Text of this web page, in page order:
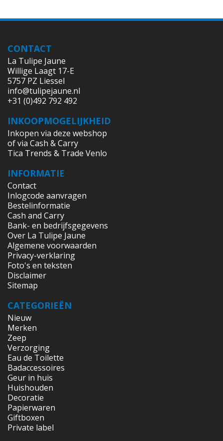
CONTACT
La Tulipe Jaune
Willige Laagt 17-E
5757 PZ Liessel
info@tulipejaune.nl
+31 (0)492 792 492
INKOOPMOGELIJKHEID
Inkopen via deze webshop
of via Cash & Carry
Tica Trends & Trade Venlo
INFORMATIE
Contact
Inlogcode aanvragen
Bestelinformatie
Cash and Carry
Bank- en bedrijfsgegevens
Over La Tulipe Jaune
Algemene voorwaarden
Privacy-verklaring
Foto's en teksten
Disclaimer
Sitemap
CATEGORIEËN
Nieuw
Merken
Zeep
Verzorging
Eau de Toilette
Badaccessoires
Geur in huis
Huishouden
Decoratie
Papierwaren
Giftboxen
Private label